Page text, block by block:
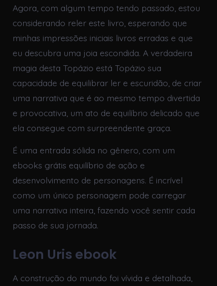
Agora, com algum tempo tendo passado, estou
considerando reler este livro, esperando que
minhas impressões iniciais livros erradas e que
eu descubra uma joia escondida. A verdadeira
magia desta Topázio está Topázio sua
capacidade de equilibrar ler e escuridão, de criar
uma narrativa que é ao mesmo tempo divertida
e provocativa, um ato de equilíbrio delicado que
ela consegue com surpreendente graça.
É uma entrada sólida no gênero, com um
ebooks grátis equilíbrio de ação e
desenvolvimento de personagens. É incrível
como um único personagem pode carregar
uma narrativa inteira, fazendo você sentir cada
passo de sua jornada.
Leon Uris ebook
A construção do mundo foi vívida e detalhada,